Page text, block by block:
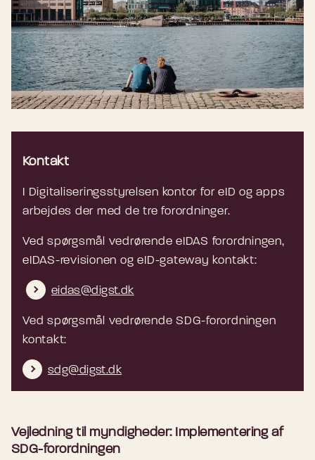
Kontakt
I Digitaliseringsstyrelsen kontor for eID og apps
arbejdes der med de tre forordninger.
Ved spørgsmål vedrørende eIDAS forordningen,
eIDAS-revisionen og eID-gateway kontakt:
eidas@digst.dk
Ved spørgsmål vedrørende SDG-forordningen
kontakt:
sdg@digst.dk
Vejledning til myndigheder: Implementering af
SDG-forordningen